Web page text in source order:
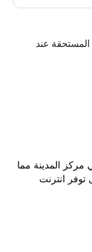
عند
في مركز المدينة مما
توفر انترنت